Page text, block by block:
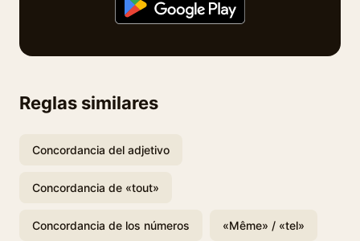
Reglas similares
Concordancia del adjetivo
Concordancia de «tout»
Concordancia de los números «Même» / «tel»